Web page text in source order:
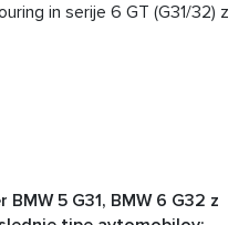
in serije 6 GT (G31/32) z
5 G31, BMW 6 G32 z